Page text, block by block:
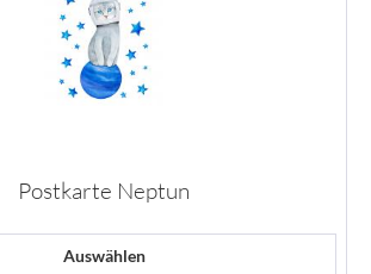
Postkarte Neptun
Auswählen